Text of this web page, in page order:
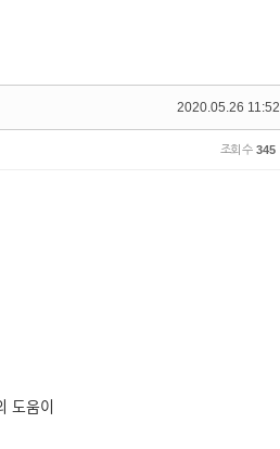
2020.05.26 11:52
조회 수 345
도움이